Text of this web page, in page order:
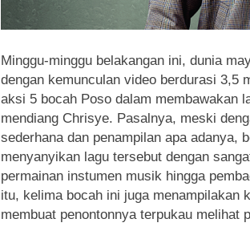
Minggu-minggu belakangan ini, dunia
dengan kemunculan video berdurasi 3,5
aksi 5 bocah Poso dalam membawakan
mendiang Chrisye. Pasalnya, meski
sederhana dan penampilan apa adanya,
menyanyikan lagu tersebut dengan
permainan instumen musik hingga
itu, kelima bocah ini juga menampilakan
membuat penontonnya terpukau melihat